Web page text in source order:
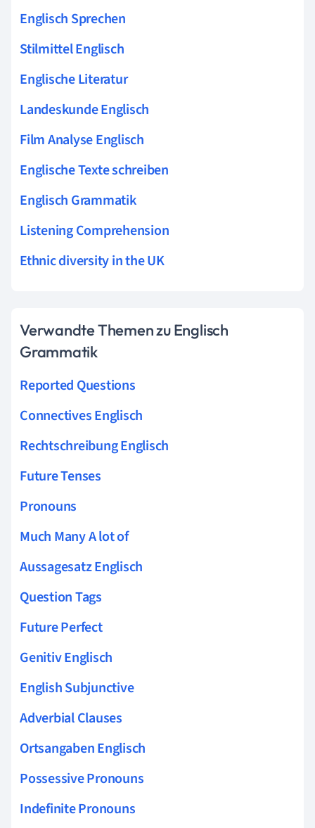
Englisch Sprechen
Stilmittel Englisch
Englische Literatur
Landeskunde Englisch
Film Analyse Englisch
Englische Texte schreiben
Englisch Grammatik
Listening Comprehension
Ethnic diversity in the UK
Verwandte Themen zu Englisch
Grammatik
Reported Questions
Connectives Englisch
Rechtschreibung Englisch
Future Tenses
Pronouns
Much Many A lot of
Aussagesatz Englisch
Question Tags
Future Perfect
Genitiv Englisch
English Subjunctive
Adverbial Clauses
Ortsangaben Englisch
Possessive Pronouns
Indefinite Pronouns